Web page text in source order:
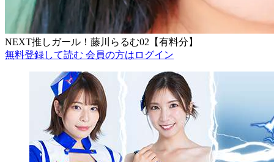
NEXT推しガール！藤川らるむ02【有料分】
無料登録して読む 会員の方はログイン